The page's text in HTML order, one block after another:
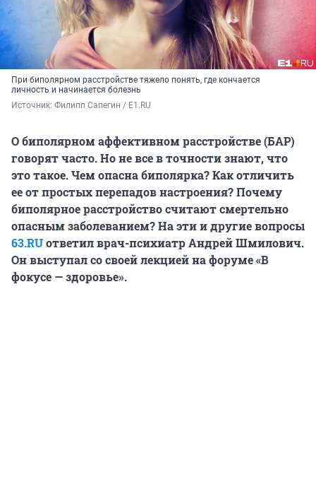
При биполярном расстройстве тяжело понять, где кончается
личность и начинается болезнь
Источник: Филипп Сапегин / Е1.RU
О биполярном аффективном расстройстве (БАР)
говорят часто. Но не все в точности знают, что
это такое. Чем опасна биполярка? Как отличить
ее от простых перепадов настроения? Почему
биполярное расстройство считают смертельно
опасным заболеванием? На эти и другие вопросы
63.RUответил врач-психиатр Андрей Шмилович.
Он выступал со своей лекцией на форуме «В
фокусе — здоровье».